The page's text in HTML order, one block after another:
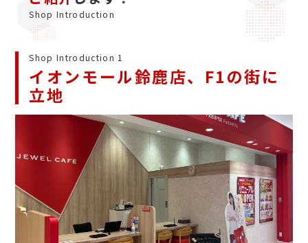
Shop Introduction
Shop Introduction 1
イオンモール鈴鹿店、F1の街に
立地